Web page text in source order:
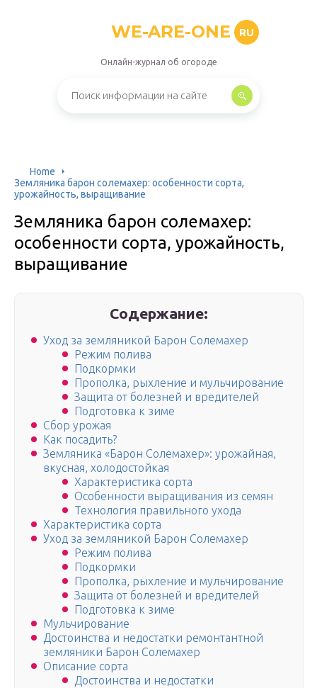
WE-ARE-ONE RU
Онлайн-журнал об огороде
Home
Земляника барон солемахер: особенности сорта,
урожайность, выращивание
Земляника барон солемахер:
особенности сорта, урожайность,
выращивание
Содержание:
Уход за земляникой Барон Солемахер
Режим полива
Подкормки
Прополка, рыхление и мульчирование
Защита от болезней и вредителей
Подготовка к зиме
Сбор урожая
Как посадить?
Земляника «Барон Солемахер»: урожайная,
вкусная, холодостойкая
Характеристика сорта
Особенности выращивания из семян
Технология правильного ухода
Характеристика сорта
Уход за земляникой Барон Солемахер
Режим полива
Подкормки
Прополка, рыхление и мульчирование
Защита от болезней и вредителей
Подготовка к зиме
Мульчирование
Достоинства и недостатки ремонтантной
земляники Барон Солемахер
Описание сорта
Достоинства и недостатки